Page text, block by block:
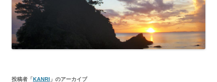
キ
ッ
プ
投稿者「KANRI 」のアーカイブ